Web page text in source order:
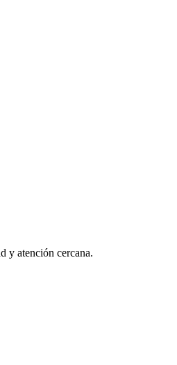
y atención cercana.